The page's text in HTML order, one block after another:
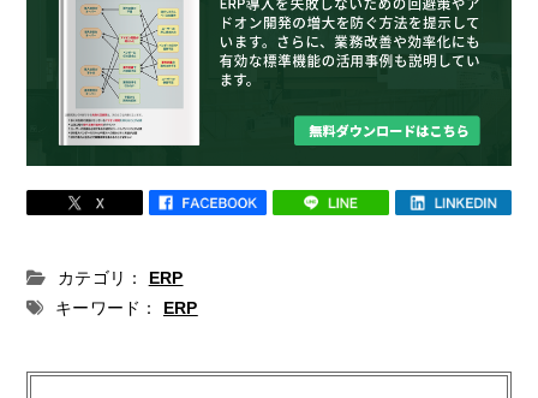
カテゴリ：
ERP
キーワード：
ERP